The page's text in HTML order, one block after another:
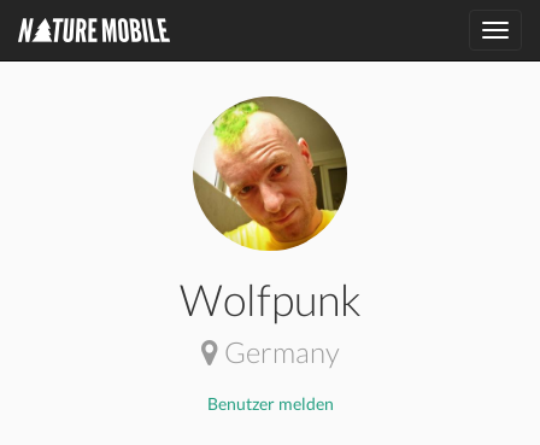
Wolfpunk
Germany
Benutzer melden